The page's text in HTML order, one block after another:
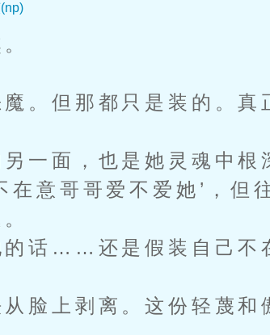
但那都只是装的。真
面，也是她灵魂中根
在意哥哥爱不爱她’，但
话……还是假装自己不
脸上剥离。这份轻蔑和